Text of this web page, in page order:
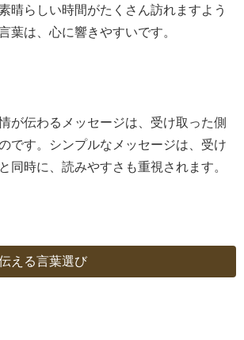
晴らしい時間がたくさん訪れますよう
葉は、心に響きやすいです。
が伝わるメッセージは、受け取った側
です。シンプルなメッセージは、受け
同時に、読みやすさも重視されます。
える言葉選び